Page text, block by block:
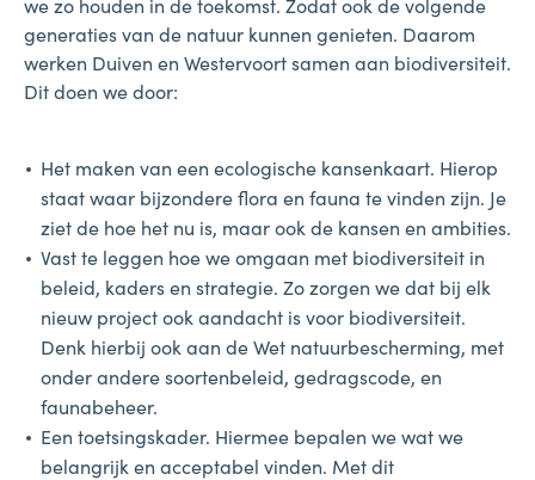
generaties van de natuur kunnen genieten. Daarom
werken Duiven en Westervoort samen aan biodiversiteit.
Dit doen we door:
Het maken van een ecologische kansenkaart. Hierop
staat waar bijzondere flora en fauna te vinden zijn. Je
ziet de hoe het nu is, maar ook de kansen en ambities.
Vast te leggen hoe we omgaan met biodiversiteit in
beleid, kaders en strategie. Zo zorgen we dat bij elk
nieuw project ook aandacht is voor biodiversiteit.
Denk hierbij ook aan de Wet natuurbescherming, met
onder andere soortenbeleid, gedragscode, en
faunabeheer.
Een toetsingskader. Hiermee bepalen we wat we
belangrijk en acceptabel vinden. Met dit